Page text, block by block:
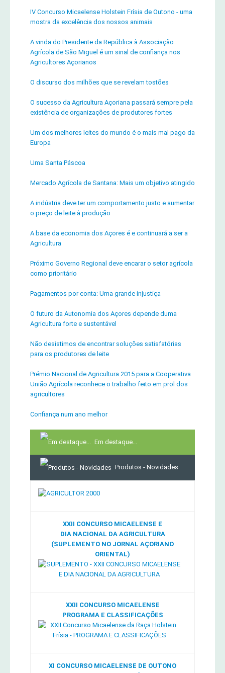
IV Concurso Micaelense Holstein Frísia de Outono - uma
mostra da excelência dos nossos animais
A vinda do Presidente da República à Associação
Agrícola de São Miguel é um sinal de confiança nos
Agricultores Açorianos
O discurso dos milhões que se revelam tostões
O sucesso da Agricultura Açoriana passará sempre pela
existência de organizações de produtores fortes
Um dos melhores leites do mundo é o mais mal pago da
Europa
Uma Santa Páscoa
Mercado Agrícola de Santana: Mais um objetivo atingido
A indústria deve ter um comportamento justo e aumentar
o preço de leite à produção
A base da economia dos Açores é e continuará a ser a
Agricultura
Próximo Governo Regional deve encarar o setor agrícola
como prioritário
Pagamentos por conta: Uma grande injustiça
O futuro da Autonomia dos Açores depende duma
Agricultura forte e sustentável
Não desistimos de encontrar soluções satisfatórias
para os produtores de leite
Prémio Nacional de Agricultura 2015 para a Cooperativa
União Agrícola reconhece o trabalho feito em prol dos
agricultores
Confiança num ano melhor
Em destaque...
Produtos - Novidades
XXII CONCURSO MICAELENSE E
DIA NACIONAL DA AGRICULTURA
(SUPLEMENTO NO JORNAL AÇORIANO
ORIENTAL)
XXII CONCURSO MICAELENSE
PROGRAMA E CLASSIFICAÇÕES
XI CONCURSO MICAELENSE DE OUTONO